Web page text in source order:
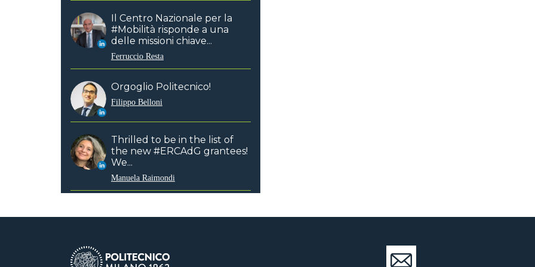
Il Centro Nazionale per la
#Mobilità risponde a una
delle missioni chiave...
Ferruccio Resta
Orgoglio Politecnico!
Filippo Belloni
Thrilled to be in the list of
the new #ERCAdG grantees!
We...
Manuela Raimondi